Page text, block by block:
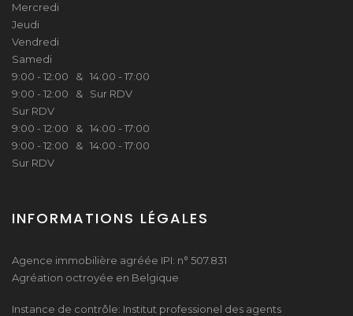
Mercredi
Jeudi
Vendredi
Samedi
9:00 - 12:00 & 14:00 - 17:00
9:00 - 12:00 & Sur RDV
Sur RDV
9:00 - 12:00 & 14:00 - 17:00
9:00 - 12:00 & 14:00 - 17:00
Sur RDV
INFORMATIONS LÉGALES
Agence immobilière agréée IPI: n° 507.831
Agréation octroyée en Belgique
Instance de contrôle: Institut professionel des agents